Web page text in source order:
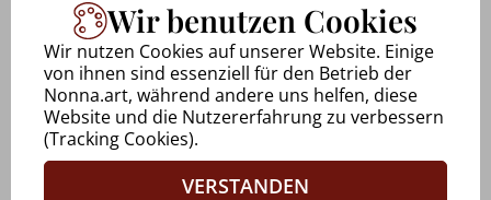
lebensfroh danke das es euch gibt 😊 was sich
auch in den Bildern gut wieder findet. Vor allem
was mich besonders beeindruckt hat war das ein
Thema behandelt wurd...
Uwe Walkowiak
28.09.2025 via Google reviews
Wir benutzen Cookies
Wir nutzen Cookies auf unserer Website. Einige
von ihnen sind essenziell für den Betrieb der
Nonna.art, während andere uns helfen, diese
Website und die Nutzererfahrung zu verbessern
(Tracking Cookies).
VERSTANDEN